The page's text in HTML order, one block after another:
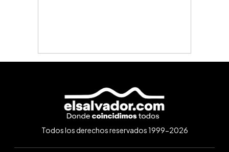
Todos los derechos reservados 1999-2026